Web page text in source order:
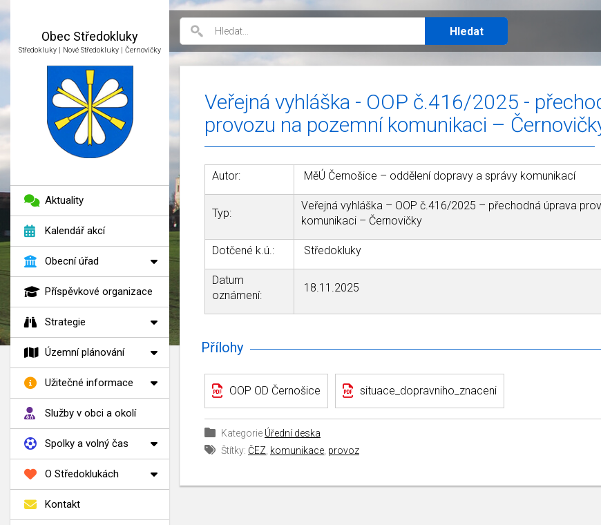
Obec Středokluky
Středokluky | Nové Středokluky | Černovičky
Veřejná vyhláška - OOP č.416/2025 -
provozu na pozemní komunikaci –
Autor: MěÚ Černošice – oddělení dopravy a správy komunikací
Typ:
Veřejná vyhláška – OOP č.416/2025 – přechodná úprava
komunikaci – Černovičky
Dotčené k.ú.: Středokluky
Datum
oznámení:
18.11.2025
Přílohy
OOP OD Černošice situace_dopravniho_znaceni
Kategorie Úřední deska
Štítky: ČEZ komunikace provoz
Aktuality
Kalendář akcí
Obecní úřad
Příspěvkové organizace
Strategie
Územní plánování
Užitečné informace
Služby v obci a okolí
Spolky a volný čas
O Středoklukách
Kontakt